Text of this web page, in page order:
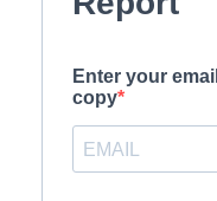
Enter your
copy